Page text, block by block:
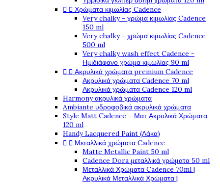
  Χρώματα κιμωλίας Cadence
Very chalky - χρώμα κιμωλίας Cadence
150 ml
Very chalky - χρώμα κιμωλίας Cadence
500 ml
Very chalky wash effect Cadence -
Ημιδιάφανο χρώμα κιμωλίας 90 ml
  Ακρυλικά χρώματα premium Cadence
Ακρυλικά χρώματα Cadence 70 ml
Ακρυλικά χρώματα Cadence 120 ml
Harmony ακρυλικά χρώματα
Ambiante υδροφοβικά ακρυλικά χρώματα
Style Matt Cadence – Ματ Ακρυλικά Χρώματα
120 ml
Handy Lacquered Paint (Λάκα)
  Μεταλλικά χρώματα Cadence
Matte Metallic Paint 50 ml
Cadence Dora μεταλλικά χρώματα 50 ml
Μεταλλικά Χρώματα Cadence 70ml |
Ακρυλικά Μεταλλικά Χρώματα |